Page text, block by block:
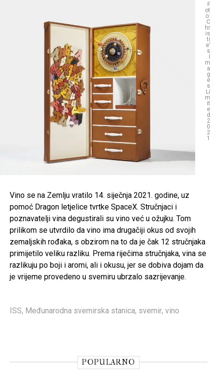
F
ot
o:
C
hr
is
ti
e’
s
I
m
a
g
e
s
Li
m
it
e
d
2
0
2
1
Vino se na Zemlju vratilo 14. siječnja 2021. godine, uz
pomoć Dragon letjelice tvrtke SpaceX. Stručnjaci i
poznavatelji vina degustirali su vino već u ožujku. Tom
prilikom se utvrdilo da vino ima drugačiji okus od svojih
zemaljskih rođaka, s obzirom na to da je čak 12 stručnjaka
primijetilo veliku razliku. Prema riječima stručnjaka, vina se
razlikuju po boji i aromi, ali i okusu, jer se dobiva dojam da
je vrijeme provedeno u svemiru ubrzalo sazrijevanje.
ISS, Međunarodna svemirska stanica, svemir, vino
POPULARNO